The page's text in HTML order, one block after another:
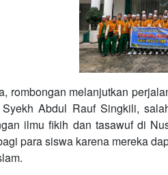
rombongan melanjutkan
Abdul Rauf Singkili,
ilmu fikih dan tasawuf di
para siswa karena mereka